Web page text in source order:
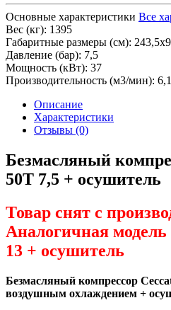
Основные характеристики Все
Вес (кг): 1395
Габаритные размеры (см):
Давление (бар): 7,5
Мощность (кВт): 37
Производительность (м3/мин):
Описание
Характеристики
Отзывы (0)
Безмасляный
50T 7,5 + осушитель
Товар снят с
Аналогичная
13 + осушитель
Безмасляный компрессор
воздушным охлаждением +